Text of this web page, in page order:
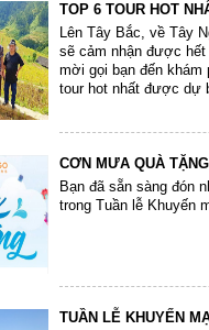
TOP 6 TOUR HOT
Lên Tây Bắc, về Tây
sẽ cảm nhận được
mời gọi bạn đến khám
tour hot nhất được dự
CƠN MƯA QUÀ
Bạn đã sẵn sàng đón
trong Tuần lễ Khuyến
TUẦN LỄ KHUYẾN